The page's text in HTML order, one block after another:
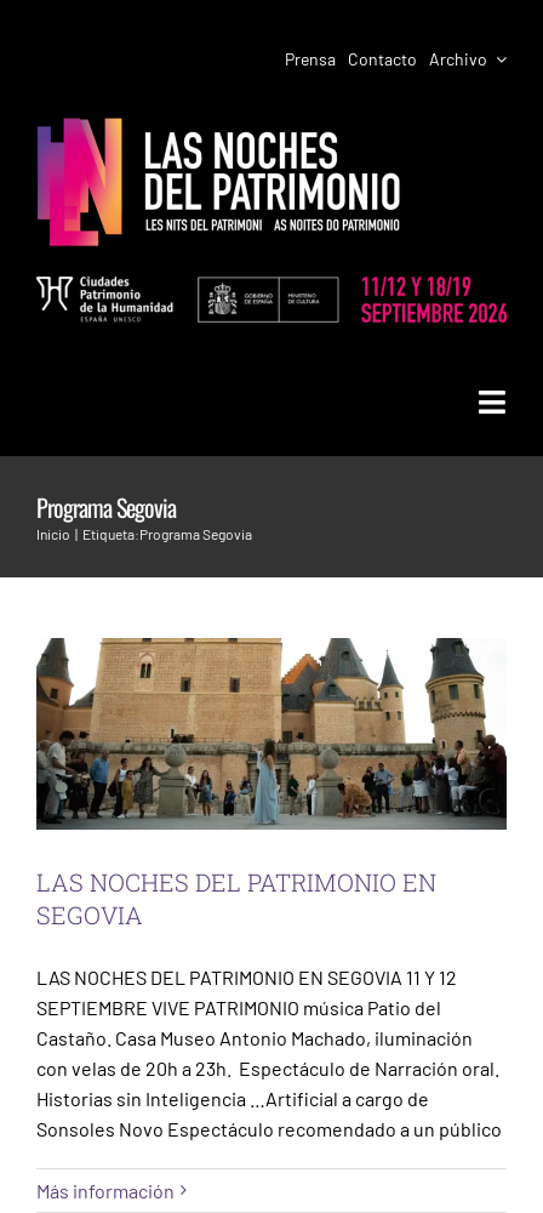
Prensa Contacto Archivo
LAS NOCHES DEL PATRIMONIO
PROGRAMACIÓN CIUDADES
Programa Segovia
Inicio Etiqueta:Programa Segovia
LAS NOCHES DEL PATRIMONIO EN
SEGOVIA
LAS NOCHES DEL PATRIMONIO EN
SEGOVIA
LAS NOCHES DEL PATRIMONIO EN SEGOVIA 11 Y 12
SEPTIEMBRE VIVE PATRIMONIO música Patio del
Castaño. Casa Museo Antonio Machado, iluminación
con velas de 20h a 23h. Espectáculo de Narración oral.
Historias sin Inteligencia …Artificial a cargo de
Sonsoles Novo Espectáculo recomendado a un público
Más información